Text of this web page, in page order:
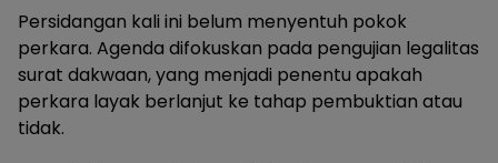
Persidangan kali ini belum menyentuh pokok
perkara. Agenda difokuskan pada pengujian legalitas
surat dakwaan, yang menjadi penentu apakah
perkara layak berlanjut ke tahap pembuktian atau
tidak.